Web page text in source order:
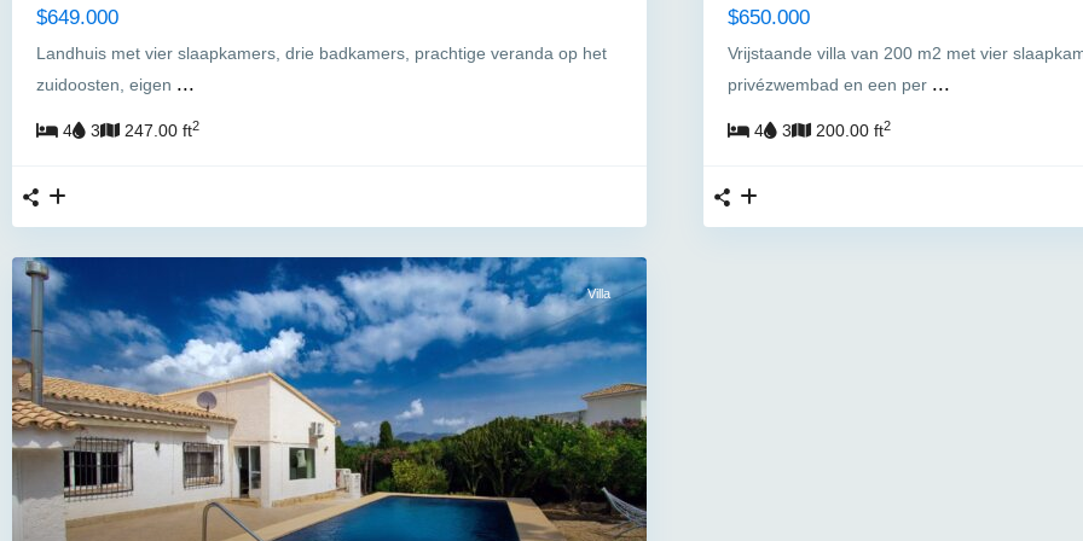
$649.000
Landhuis met vier slaapkamers, drie badkamers, prachtige veranda op het
zuidoosten, eigen ...
4 3 247.00 ft2
$650.000
Vrijstaande villa van 200 m2 met vier
privézwembad en een per ...
4 3 200.00 ft2
Villa